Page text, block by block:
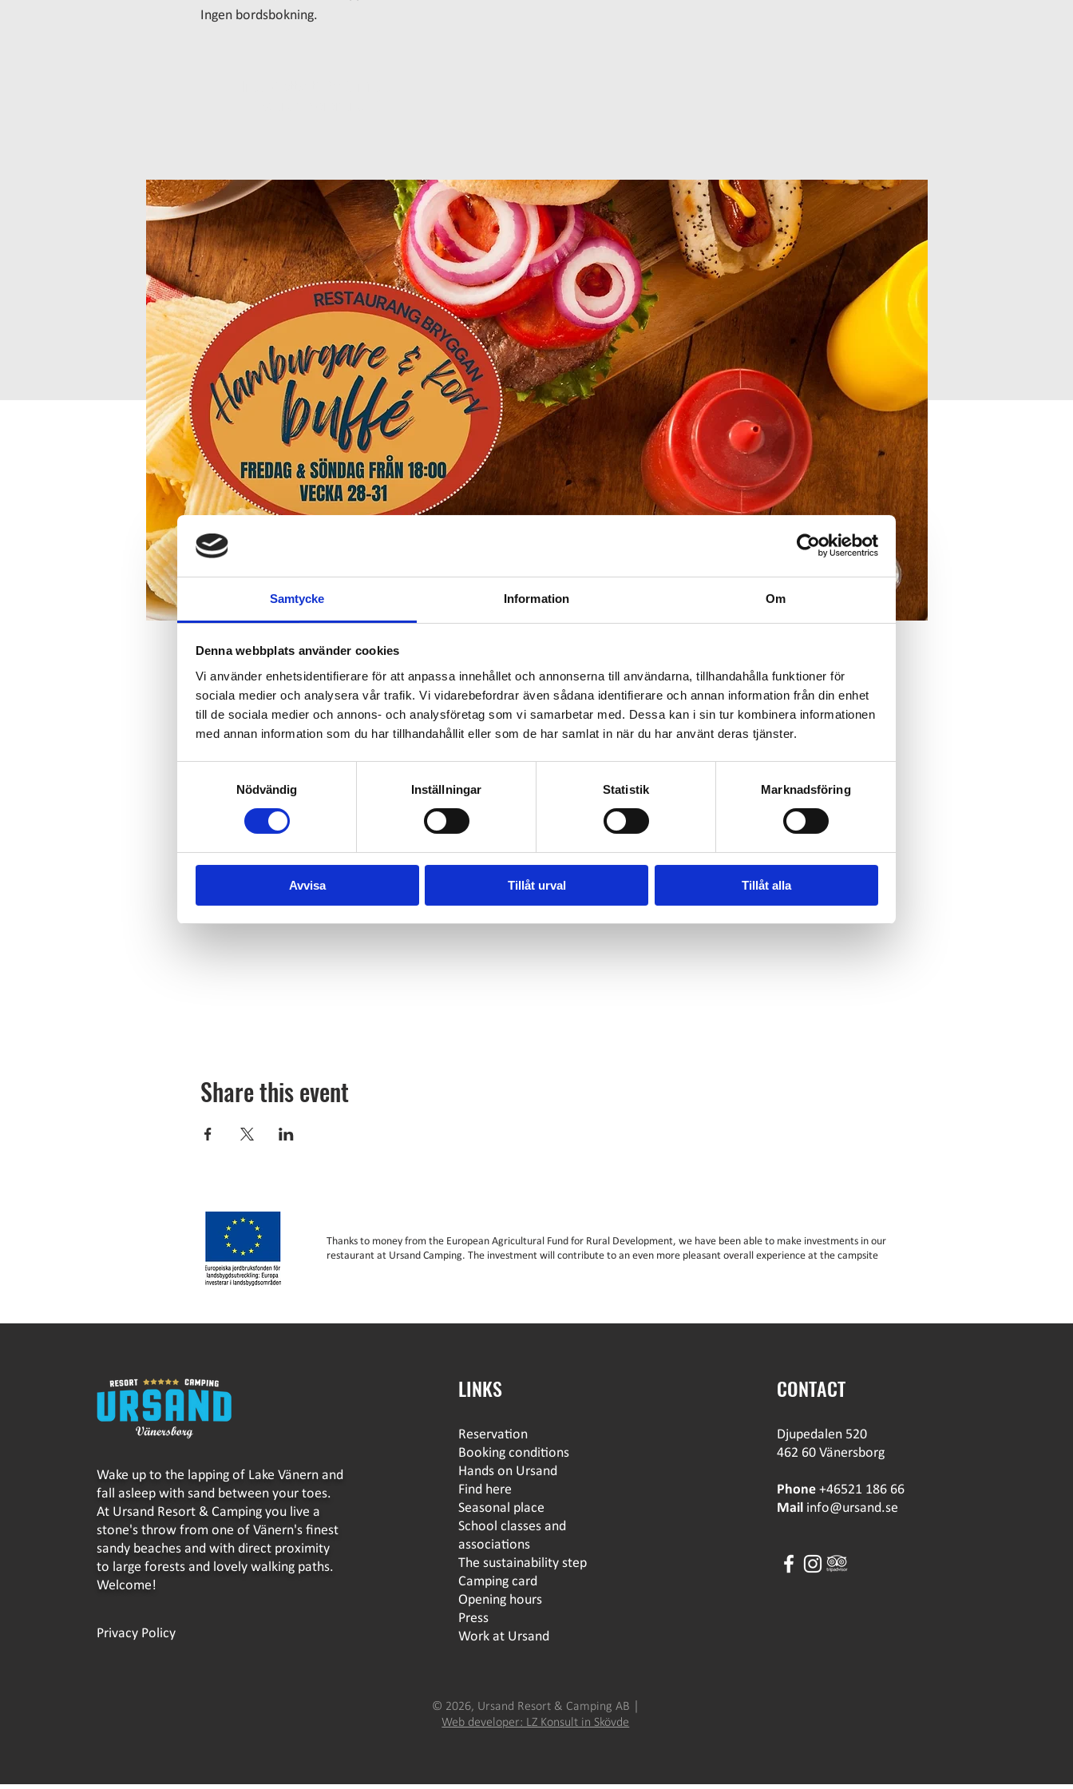
Samtycke Information Om
Denna webbplats använder cookies
Vi använder enhetsidentifierare för att anpassa innehållet och annonserna till användarna, tillhandahålla funktioner för
sociala medier och analysera vår trafik. Vi vidarebefordrar även sådana identifierare och annan information från din enhet
till de sociala medier och annons- och analysföretag som vi samarbetar med. Dessa kan i sin tur kombinera informationen
med annan information som du har tillhandahållit eller som de har samlat in när du har använt deras tjänster.
Nödvändig
Inställningar Statistik Marknadsföring
Avvisa Tillåt urval Tillåt alla
Ingen bordsbokning.
Time and place
Jul 21, 2024, 6:00 PM – 10:00 PM
Djupedalen, Djupedalen 520, 462 60 Vänersborg, Sverige
Share this event
Thanks to money from the European Agricultural Fund for Rural Development, we have been able to make investments in our
restaurant at Ursand Camping. The investment will contribute to an even more pleasant overall experience at the campsite
Wake up to the lapping of Lake Vänern and
fall asleep with sand between your toes.
At Ursand Resort & Camping you live a
stone's throw from one of Vänern's finest
sandy beaches and with direct proximity
to large forests and lovely walking paths.
Welcome!
Privacy Policy
LINKS
Reservation
Booking conditions
Hands on Ursand
Find here
Seasonal place
School classes and
associations
The sustainability step
Camping card
Opening hours
Press
Work at Ursand
© 2026, Ursand Resort & Camping AB │
Web developer: LZ Konsult in Skövde
CONTACT
Djupedalen 520
462 60 Vänersborg
Phone+46521 186 66
Mail info@ursand.se